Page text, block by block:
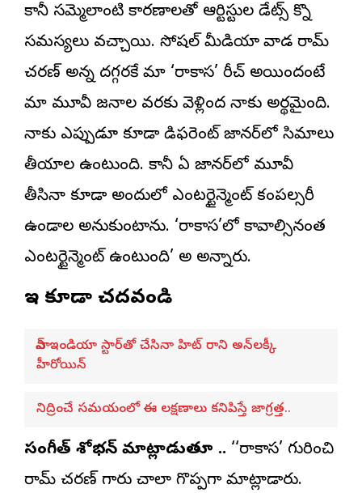
కానీ సమ్మెలాంటి కారణాలతో ఆర్టిస్టుల డేట్స్ కొన్ని
సమస్యలు వచ్చాయి. సోషల్ మీడియాని వాడని రామ్
చరణ్ అన్న దగ్గరకే మా ‘రాకాస’ రీచ్ అయిందంటే
మా మూవీ జనాల వరకు వెళ్లిందని నాకు అర్థమైంది.
నాకు ఎప్పుడూ కూడా డిఫరెంట్ జానర్‌లో సినిమాలు
తీయాలని ఉంటుంది. కానీ ఏ జానర్‌లో మూవీ
తీసినా కూడా అందులో ఎంటర్టైన్మెంట్ కంపల్సరీ
ఉండాలని అనుకుంటాను. ‘రాకాస’లో కావాల్సినంత
ఎంటర్టైన్మెంట్ ఉంటుంది’ అని అన్నారు.
ఇవి కూడా చదవండి
పాన్ ఇండియా స్టార్‌తో చేసినా హిట్ రాని అన్‌లక్కీ
హీరోయిన్
నిద్రించే సమయంలో ఈ లక్షణాలు కనిపిస్తే జాగ్రత్త..
సంగీత్ శోభన్ మాట్లాడుతూ .. ‘‘రాకాస’ గురించి
రామ్ చరణ్ గారు చాలా గొప్పగా మాట్లాడారు.